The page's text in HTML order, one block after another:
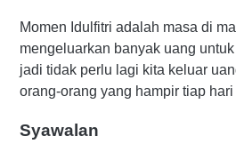
Momen Idulfitri adalah masa di
mengeluarkan banyak uang
jadi tidak perlu lagi kita keluar
orang-orang yang hampir tiap hari
Syawalan